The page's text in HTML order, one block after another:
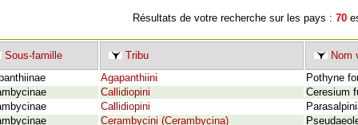
Résultats de votre recherche sur les pays : 70
Sous-famille Tribu
Nom
Agapanthiini
Pothyne
Callidiopini
Ceresium
Callidiopini
Cerambycini (Cerambycina)